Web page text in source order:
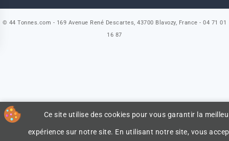
Ce site utilise des cookies pour vous garantir la
expérience sur notre site. En utilisant notre site, vous
© 44 Tonnes.com - 169 Avenue René Descartes, 43700 Blavozy, France - 04 71 01
16 87